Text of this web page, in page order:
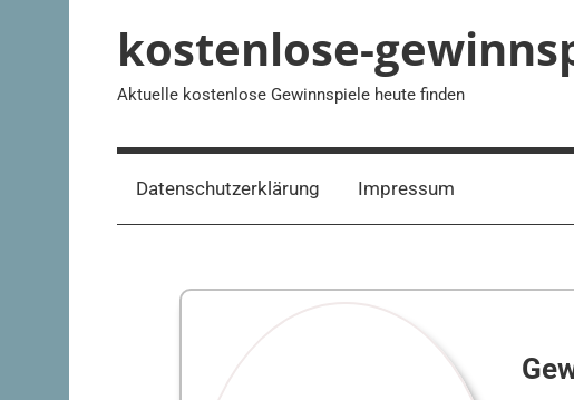
kostenlose-
Aktuelle kostenlose Gewinnspiele heute finden
Datenschutzerklärung Impressum